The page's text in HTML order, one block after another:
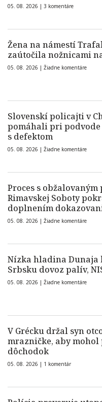
05. 08. 2026 | 3 komentáre
Žena na námestí
zaútočila nožnicami
05. 08. 2026 | Žiadne komentáre
Slovenskí policajti v
pomáhali pri
s defektom
05. 08. 2026 | Žiadne komentáre
Proces s
Rimavskej Soboty
doplnením
05. 08. 2026 | Žiadne komentáre
Nízka hladina Dunaja
Srbsku dovoz palív,
05. 08. 2026 | Žiadne komentáre
V Grécku držal syn
mrazničke, aby mohol
dôchodok
05. 08. 2026 | 1 komentár